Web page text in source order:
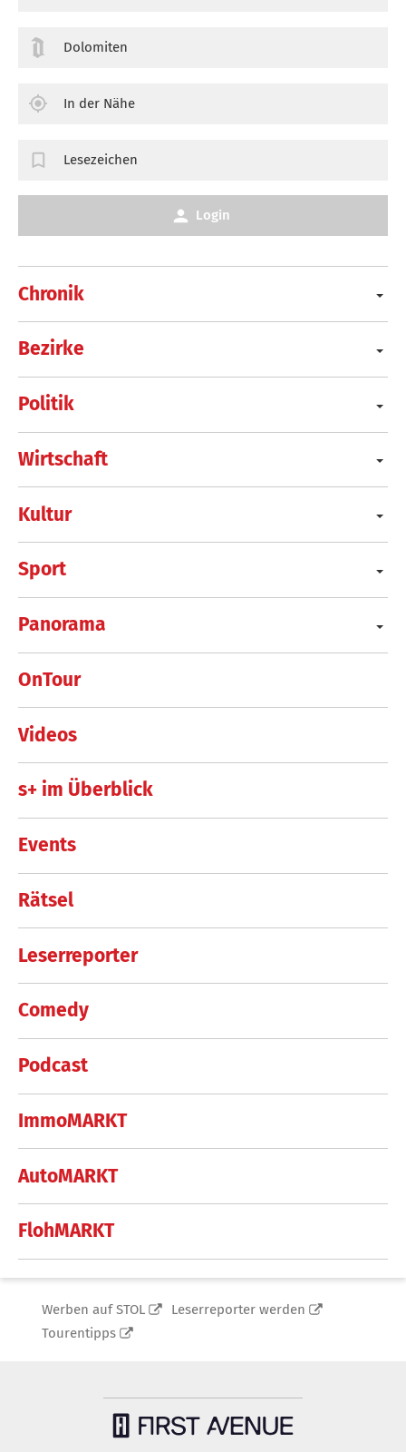
Chronik
Bezirke
Politik
Wirtschaft
Kultur
Sport
Panorama
OnTour
Videos
s+ im Überblick
Events
Rätsel
Leserreporter
Comedy
Podcast
ImmoMARKT
AutoMARKT
FlohMARKT
Dolomiten
In der Nähe
Lesezeichen
Login
Werben auf STOL
Leserreporter werden
Tourentipps